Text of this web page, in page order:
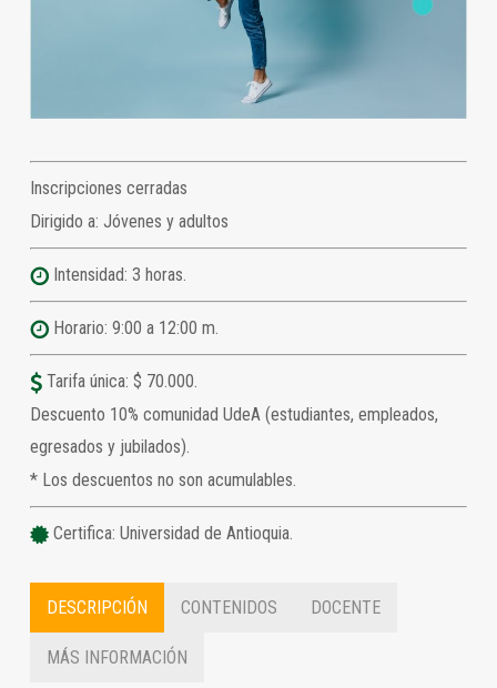
Inscripciones cerradas
Dirigido a: Jóvenes y adultos
Intensidad: 3 horas.
Horario: 9:00 a 12:00 m.
Tarifa única: $ 70.000.
Descuento 10% comunidad UdeA (estudiantes, empleados,
egresados y jubilados).
* Los descuentos no son acumulables.
Certifica: Universidad de Antioquia.
DESCRIPCIÓN CONTENIDOS DOCENTE
MÁS INFORMACIÓN